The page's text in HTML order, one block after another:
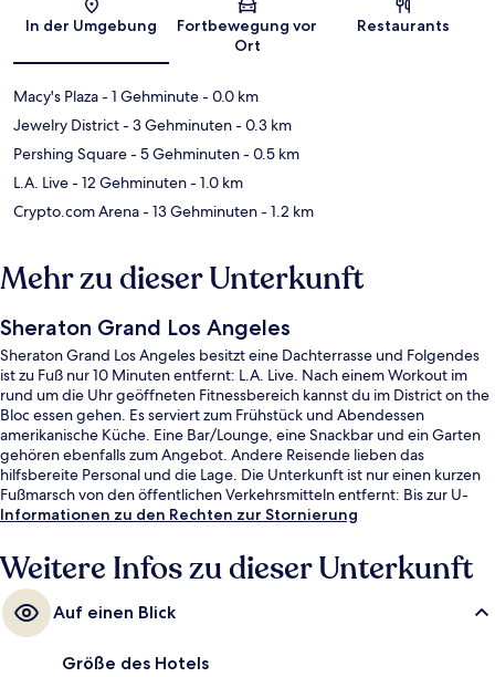
Karte
In der Umgebung
Fortbewegung vor
Ort
Restaurants
Macy's Plaza- 1 Gehminute- 0.0 km
Jewelry District- 3 Gehminuten- 0.3 km
Pershing Square- 5 Gehminuten- 0.5 km
L.A. Live- 12 Gehminuten- 1.0 km
Crypto.com Arena- 13 Gehminuten- 1.2 km
Mehr zu dieser Unterkunft
Sheraton Grand Los Angeles
Sheraton Grand Los Angeles besitzt eine Dachterrasse und Folgendes
ist zu Fuß nur 10 Minuten entfernt: L.A. Live. Nach einem Workout im
rund um die Uhr geöffneten Fitnessbereich kannst du im District on the
Bloc essen gehen. Es serviert zum Frühstück und Abendessen
amerikanische Küche. Eine Bar/Lounge, eine Snackbar und ein Garten
gehören ebenfalls zum Angebot. Andere Reisende lieben das
hilfsbereite Personal und die Lage. Die Unterkunft ist nur einen kurzen
Fußmarsch von den öffentlichen Verkehrsmitteln entfernt: Bis zur U-
Bahn sind es wenige Schritte (Station 7th Street - Metro Center) bzw. 11
Informationen zu den Rechten zur Stornierung
Weitere Infos zu dieser Unterkunft
Auf einen Blick
Größe des Hotels